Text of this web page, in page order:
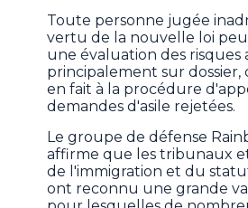
Toute personne jugée
vertu de la nouvelle loi
une évaluation des risques
principalement sur dossier,
en fait à la procédure
demandes d'asile rejetées.
Le groupe de défense
affirme que les tribunaux
de l'immigration et du
ont reconnu une grande